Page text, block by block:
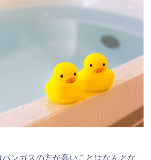
ンガスの方が高いことはなんとな